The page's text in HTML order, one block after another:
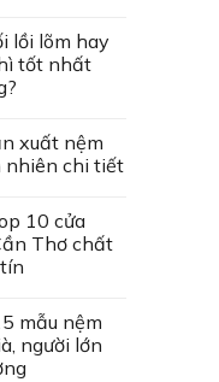
lồi lõm hay
tốt nhất
xuất nệm
nhiên chi tiết
10 cửa
Thơ chất
mẫu nệm
người lớn